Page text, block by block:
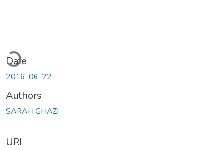
Date
2016-06-22
Authors
SARAH GHAZI
URI